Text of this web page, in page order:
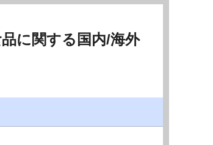
に関する国内/海外